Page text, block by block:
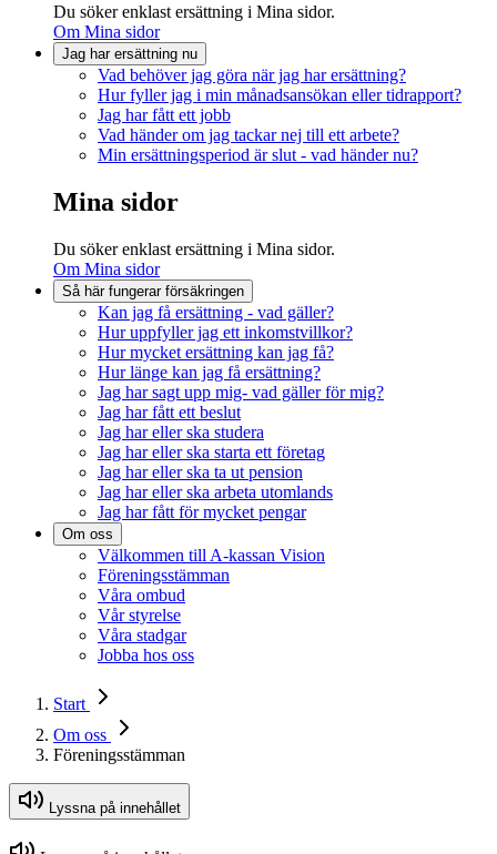
Du söker enklast ersättning i Mina sidor.
Om Mina sidor
Jag har ersättning nu
Vad behöver jag göra när jag har ersättning?
Hur fyller jag i min månadsansökan eller tidrapport?
Jag har fått ett jobb
Vad händer om jag tackar nej till ett arbete?
Min ersättningsperiod är slut - vad händer nu?
Mina sidor
Du söker enklast ersättning i Mina sidor.
Om Mina sidor
Så här fungerar försäkringen
Kan jag få ersättning - vad gäller?
Hur uppfyller jag ett inkomstvillkor?
Hur mycket ersättning kan jag få?
Hur länge kan jag få ersättning?
Jag har sagt upp mig- vad gäller för mig?
Jag har fått ett beslut
Jag har eller ska studera
Jag har eller ska starta ett företag
Jag har eller ska ta ut pension
Jag har eller ska arbeta utomlands
Jag har fått för mycket pengar
Om oss
Välkommen till A-kassan Vision
Föreningsstämman
Våra ombud
Vår styrelse
Våra stadgar
Jobba hos oss
Start
Om oss
Föreningsstämman
Lyssna på innehållet